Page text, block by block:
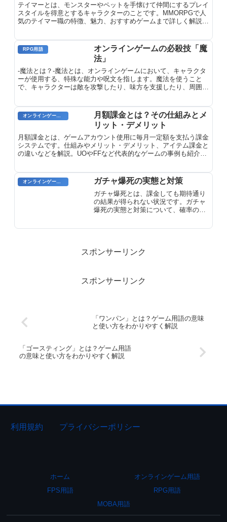
テイマーとは、モンスターやペットを手懐けて仲間にするプレイ
スタイルを得意とするキャラクターのことです。MMORPGで人
気のテイマー職の特徴、魅力、おすすめゲームまで詳しく解説し
RPG用語
オンラインゲームの必殺技「魔
法」
-魔法とは？-魔法とは、オンラインゲームにおいて、キャラクタ
ーが使用する、特殊な能力や呪文を指します。魔法を使うこと
で、キャラクターは敵を攻撃したり、味方を支援したり、周囲の
魔法を使用するには、通常、マナやエネルギーなどの資源を消費
する必要があります。
月額課金とは？その仕組みとメ
リット・デメリット
月額課金とは、ゲームアカウント使用に毎月一定額を支払う課金
システムです。仕組みやメリット・デメリット、アイテム課金と
の違いなどを解説。UOやFFなど代表的なゲームの事例も紹介し
オンラインゲーム用語 ガチャ爆死の実態と対策
ガチャ爆死とは、課金しても期待通り
の結果が得られない状況です。ガチャ
爆死の実態と対策について、確率の低
スポンサーリンク
スポンサーリンク
「ワンパン」とは？ゲーム用語の意味
と使い方をわかりやすく解説
「ゴースティング」とは？ゲーム用語
の意味と使い方をわかりやすく解説
利用規約 プライバシーポリシー
ホーム
オンラインゲーム用語
FPS用語
RPG用語
MOBA用語